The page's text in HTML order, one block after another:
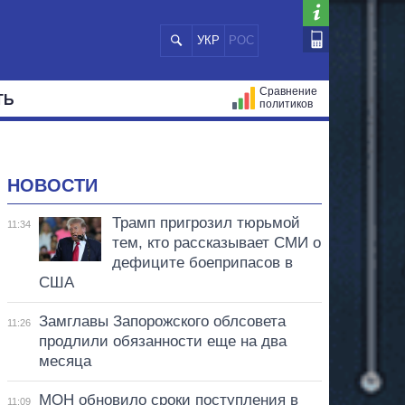
УКР РОС
Сравнение
политиков
НОВОСТИ
11:34
Трамп пригрозил тюрьмой
тем, кто рассказывает СМИ о
дефиците боеприпасов в
США
11:26
Замглавы Запорожского облсовета
продлили обязанности еще на два
месяца
11:09
МОН обновило сроки поступления в